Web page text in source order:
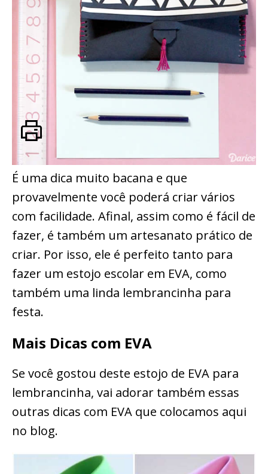
É uma dica muito bacana e que
provavelmente você poderá criar vários
com facilidade. Afinal, assim como é fácil de
fazer, é também um artesanato prático de
criar. Por isso, ele é perfeito tanto para
fazer um estojo escolar em EVA, como
também uma linda lembrancinha para
festa.
Mais Dicas com EVA
Se você gostou deste estojo de EVA para
lembrancinha, vai adorar também essas
outras dicas com EVA que colocamos aqui
no blog.